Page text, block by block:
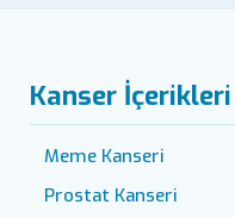
Kanser İçerikleri
Meme Kanseri
Prostat Kanseri